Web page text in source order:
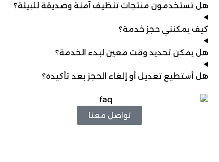
هل تستخدمون منتجات تنظيف آمنة وصديقة للبيئة؟
كيف يمكنني حجز خدمة؟
هل يمكن تحديد وقت معين لبدء الخدمة؟
هل أستطيع تعديل أو إلغاء الحجز بعد تأكيده؟
تواصل معنا